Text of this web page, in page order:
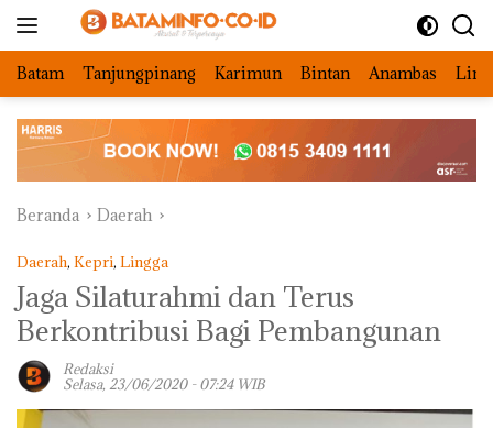
Batam Tanjungpinang Karimun Bintan Anambas
Beranda Daerah
Daerah, Kepri, Lingga
Jaga Silaturahmi dan Terus
Berkontribusi Bagi Pembangunan
Redaksi
Selasa, 23/06/2020 - 07:24 WIB